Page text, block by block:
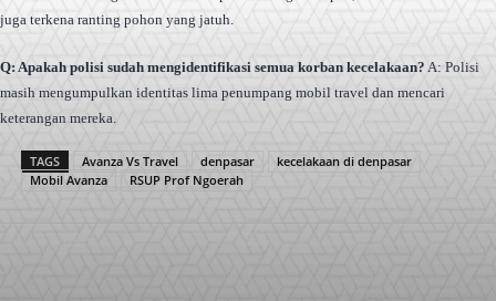
juga terkena ranting pohon yang jatuh.
Q: Apakah polisi sudah mengidentifikasi semua korban kecelakaan? A: Polisi
masih mengumpulkan identitas lima penumpang mobil travel dan mencari
keterangan mereka.
TAGS Avanza Vs Travel denpasar
kecelakaan di denpasar
Mobil Avanza
RSUP Prof Ngoerah